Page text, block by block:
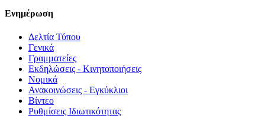
Ενημέρωση
Δελτία Τύπου
Γενικά
Γραμματείες
Εκδηλώσεις - Κινητοποιήσεις
Νομικά
Ανακοινώσεις - Εγκύκλιοι
Βίντεο
Ρυθμίσεις Ιδιωτικότητας